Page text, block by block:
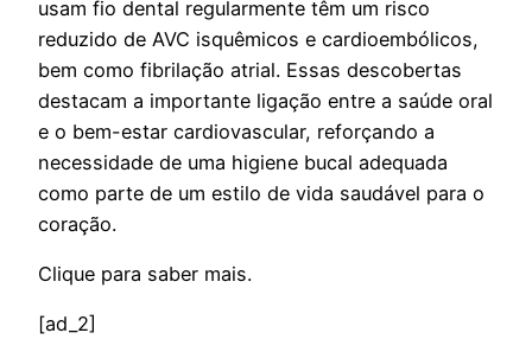
usam fio dental regularmente têm um risco
reduzido de AVC isquêmicos e cardioembólicos,
bem como fibrilação atrial. Essas descobertas
destacam a importante ligação entre a saúde oral
e o bem-estar cardiovascular, reforçando a
necessidade de uma higiene bucal adequada
como parte de um estilo de vida saudável para o
coração.
Clique para saber mais.
[ad_2]